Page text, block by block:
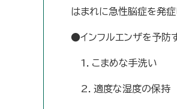
はまれに急性脳症を発
●インフルエンザを予防
1．こまめな手洗い
2．適度な湿度の保持